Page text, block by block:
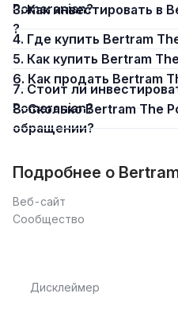
Pomeranian?
3. Как инвестировать в Bertram The Pomeranian
?
4. Где купить Bertram
5. Как купить Bertram
6. Как продать Bertram
7. Стоит ли инвестировать в Bertram The
Pomeranian?
8. Сколько Bertram The Pomeranian в
обращении?
Подробнее о
Веб-сайт
Сообщество
Дисклеймер